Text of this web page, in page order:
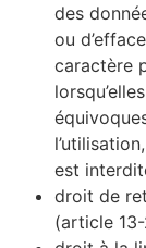
des
ou
caractère
est
droit de
(article 13-